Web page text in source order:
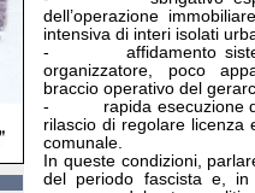
dell’operazione
intensiva di interi isolati
-
affidamento
organizzatore, poco
braccio operativo del
-
rapida esecuzione
rilascio di regolare licenza
comunale.
In queste condizioni,
del periodo fascista e, in